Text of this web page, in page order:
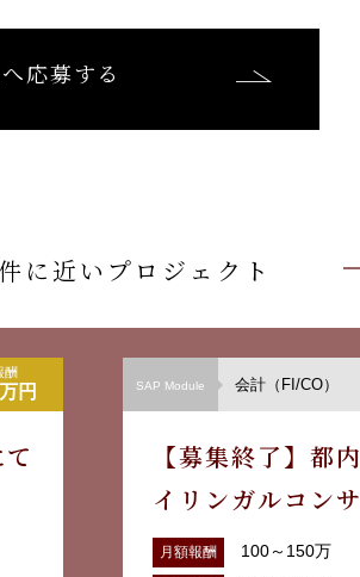
応募する
に近いプロジェクト
酬
円 SAP Module 会計（FI/CO）
【募集終了】都
イリンガルコン
月額報酬 100～150万